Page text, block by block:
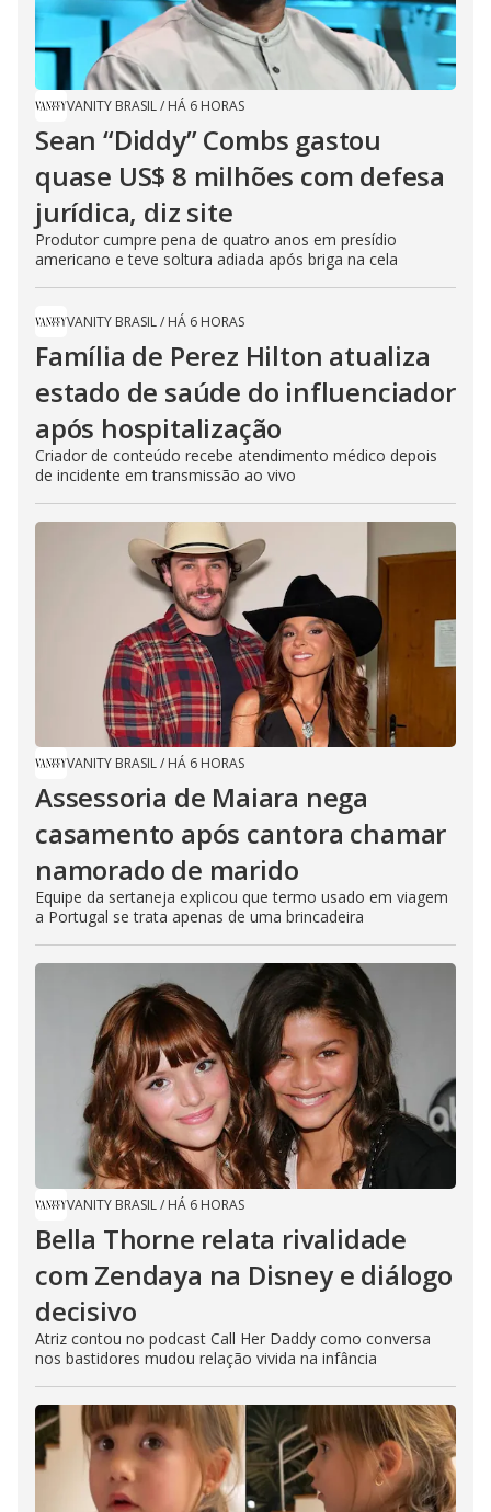
VANITY BRASIL/ HÁ 6 HORAS
Sean “Diddy” Combs gastou
quase US$ 8 milhões com defesa
jurídica, diz site
Produtor cumpre pena de quatro anos em presídio
americano e teve soltura adiada após briga na cela
VANITY BRASIL/ HÁ 6 HORAS
Família de Perez Hilton atualiza
estado de saúde do influenciador
após hospitalização
Criador de conteúdo recebe atendimento médico depois
de incidente em transmissão ao vivo
VANITY BRASIL/ HÁ 6 HORAS
Assessoria de Maiara nega
casamento após cantora chamar
namorado de marido
Equipe da sertaneja explicou que termo usado em viagem
a Portugal se trata apenas de uma brincadeira
VANITY BRASIL/ HÁ 6 HORAS
Bella Thorne relata rivalidade
com Zendaya na Disney e diálogo
decisivo
Atriz contou no podcast Call Her Daddy como conversa
nos bastidores mudou relação vivida na infância